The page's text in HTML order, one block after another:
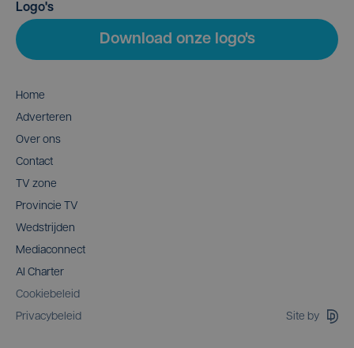
Logo's
Download onze logo's
Home
Adverteren
Over ons
Contact
TV zone
Provincie TV
Wedstrijden
Mediaconnect
AI Charter
Cookiebeleid
Privacybeleid
Site by